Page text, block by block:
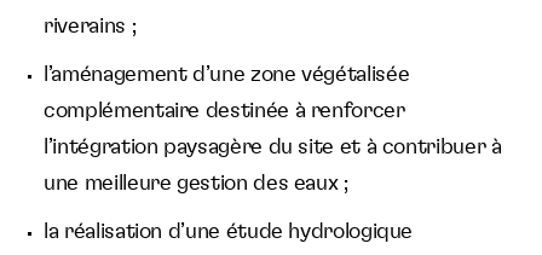
riverains ;
l’aménagement d’une zone végétalisée
complémentaire destinée à renforcer
l’intégration paysagère du site et à contribuer à
une meilleure gestion des eaux ;
la réalisation d’une étude hydrologique